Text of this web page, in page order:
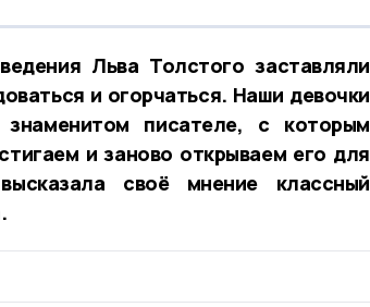
Льва Толстого заставляли
и огорчаться. Наши девочки
писателе, с которым
и заново открываем его для
своё мнение классный